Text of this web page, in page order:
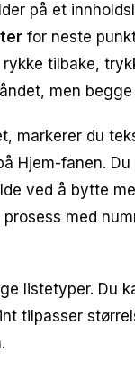
på et
for neste
rykke tilbake,
men
markerer du
Hjem-fanen.
ved å bytte
med
listetyper. Du
tilpasser